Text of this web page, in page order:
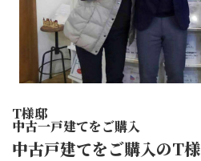
T様邸
中古一戸建てをご購入
中古戸建てをご購入のT様